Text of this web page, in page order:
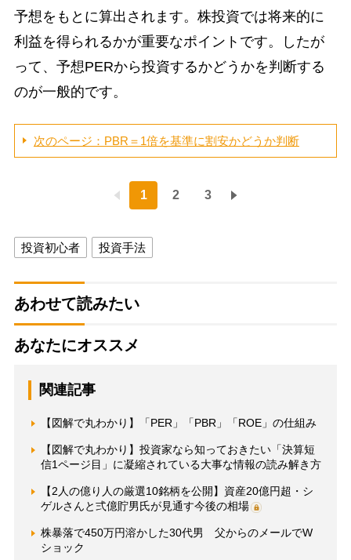
予想をもとに算出されます。株投資では将来的に
利益を得られるかが重要なポイントです。したが
って、予想PERから投資するかどうかを判断する
のが一般的です。
次のページ：PBR＝1倍を基準に割安かどうか判断
1 2 3
投資初心者 投資手法
あわせて読みたい
あなたにオススメ
関連記事
【図解で丸わかり】「PER」「PBR」「ROE」の仕組み
【図解で丸わかり】投資家なら知っておきたい「決算短
信1ページ目」に凝縮されている大事な情報の読み解き方
【2人の億り人の厳選10銘柄を公開】資産20億円超・シ
ゲルさんと弍億貯男氏が見通す今後の相場
株暴落で450万円溶かした30代男 父からのメールでW
ショック